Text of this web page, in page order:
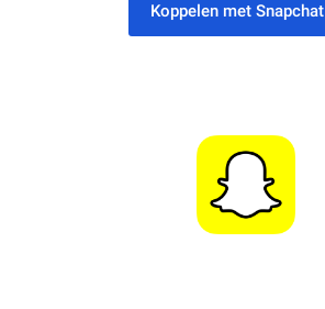
Koppelen met Snapchat